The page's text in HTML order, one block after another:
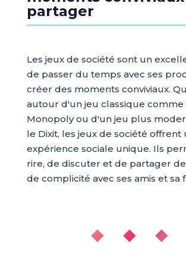
partager
Les jeux de société sont un
de passer du temps avec ses
créer des moments conviviaux.
autour d'un jeu classique comme
Monopoly ou d'un jeu plus
le Dixit, les jeux de société offrent
expérience sociale unique. Ils
rire, de discuter et de partager
de complicité avec ses amis et sa
◆ ◆ ◆